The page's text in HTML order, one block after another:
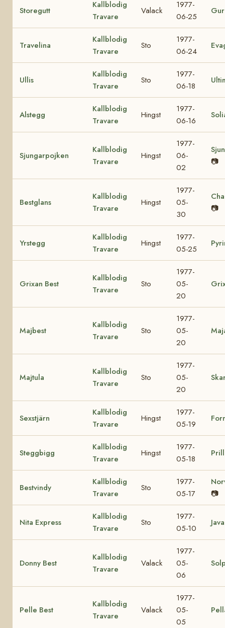
Storegutt
Kallblodig
Travare
Valack
1977-
06-25
Travelina
Kallblodig
Travare
Sto
1977-
06-24
Ullis
Kallblodig
Travare
Sto
1977-
06-18
Alstegg
Kallblodig
Travare
Hingst
1977-
06-16
Sjungarpojken
Kallblodig
Travare
Hingst
1977-
06-
02
📷
Bestglans
Kallblodig
Travare
Hingst
1977-
05-
30
📷
Yrstegg
Kallblodig
Travare
Hingst
1977-
05-25
Grixan Best
Kallblodig
Travare
Sto
1977-
05-
20
Majbest
Kallblodig
Travare
Sto
1977-
05-
20
Majtula
Kallblodig
Travare
Sto
1977-
05-
20
Sexstjärn
Kallblodig
Travare
Hingst
1977-
05-19
Steggbigg
Kallblodig
Travare
Hingst
1977-
05-18
Bestvindy
Kallblodig
Travare
Sto
1977-
05-17
📷
Nita Express
Kallblodig
Travare
Sto
1977-
05-10
Donny Best
Kallblodig
Travare
Valack
1977-
05-
06
Pelle Best
Kallblodig
Travare
Valack
1977-
05-
05